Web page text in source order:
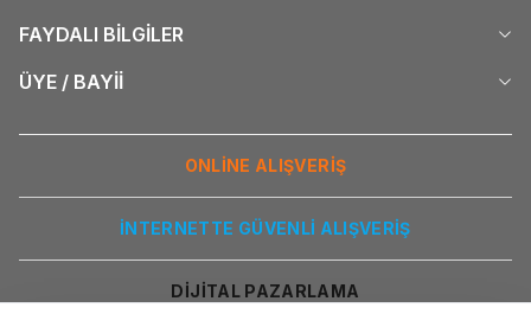
FAYDALI BİLGİLER
ÜYE / BAYİİ
ONLİNE ALIŞVERİŞ
İNTERNETTE GÜVENLİ ALIŞVERİŞ
DİJİTAL PAZARLAMA